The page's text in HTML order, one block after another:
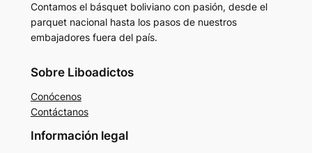
Contamos el básquet boliviano con pasión, desde el
parquet nacional hasta los pasos de nuestros
embajadores fuera del país.
Sobre Liboadictos
Conócenos
Contáctanos
Información legal